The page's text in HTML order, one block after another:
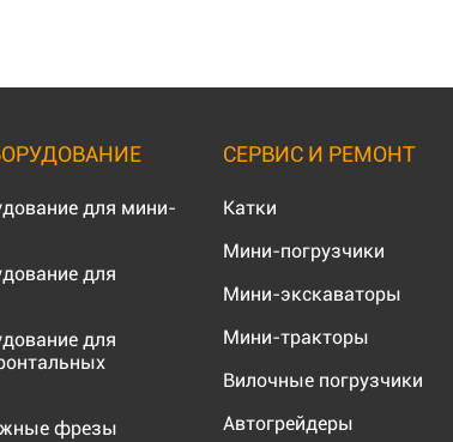
для мини-
для
для
фрезы
СЕРВИС И РЕМОНТ
Катки
Мини-погрузчики
Мини-экскаваторы
Мини-тракторы
Вилочные погрузчики
Автогрейдеры